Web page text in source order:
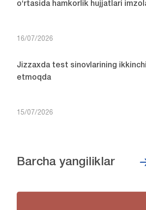
o‘rtasida hamkorlik hujjatlari
16/07/2026
Jizzaxda test sinovlarining
etmoqda
15/07/2026
Barcha yangiliklar